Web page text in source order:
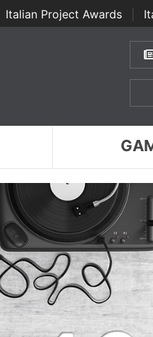
Italian Project Awards